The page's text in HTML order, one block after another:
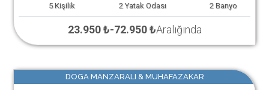
5 Kişilik 2 Yatak Odası 2 Banyo
23.950 ₺-72.950 ₺Aralığında
DOGA MANZARALI & MUHAFAZAKAR